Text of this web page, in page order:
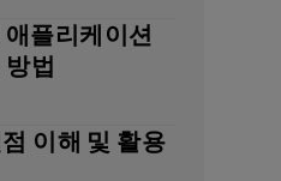
애플리케이션
법
이해 및 활용